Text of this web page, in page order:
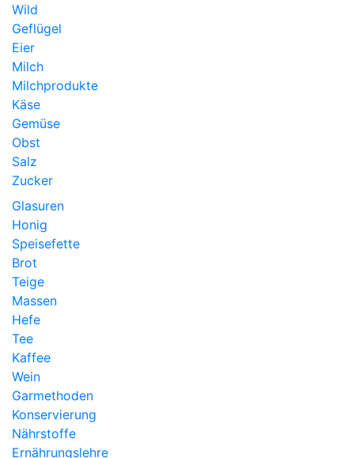
Wild
Geflügel
Eier
Milch
Milchprodukte
Käse
Gemüse
Obst
Salz
Zucker
Glasuren
Honig
Speisefette
Brot
Teige
Massen
Hefe
Tee
Kaffee
Wein
Garmethoden
Konservierung
Nährstoffe
Ernährungslehre